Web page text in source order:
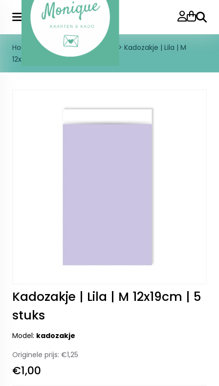
Home Inpakken> Kadozakjes > Kadozakje | Lila | M
12x19cm | 5 stuks
Kadozakje | Lila | M 12x19cm | 5
stuks
Model: kadozakje
Originele prijs: €1,25
€1,00